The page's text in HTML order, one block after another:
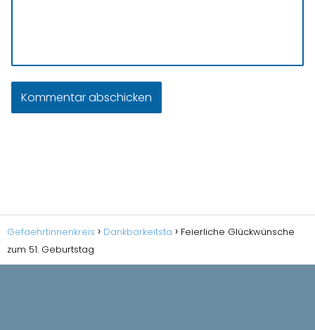
Gefaehrtinnenkreis Dankbarkeitsta
Feierliche Glückwünsche
zum 51. Geburtstag